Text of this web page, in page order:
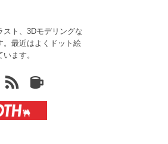
スト、3Dモデリングな
。最近はよくドット絵
ます。